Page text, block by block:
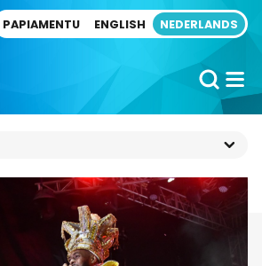
PAPIAMENTU ENGLISH NEDERLANDS